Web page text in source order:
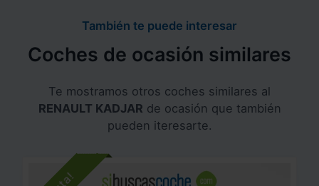
También te puede interesar
Coches de ocasión similares
Te mostramos otros coches similares al
RENAULT KADJAR de ocasión que también
pueden iteresarte.